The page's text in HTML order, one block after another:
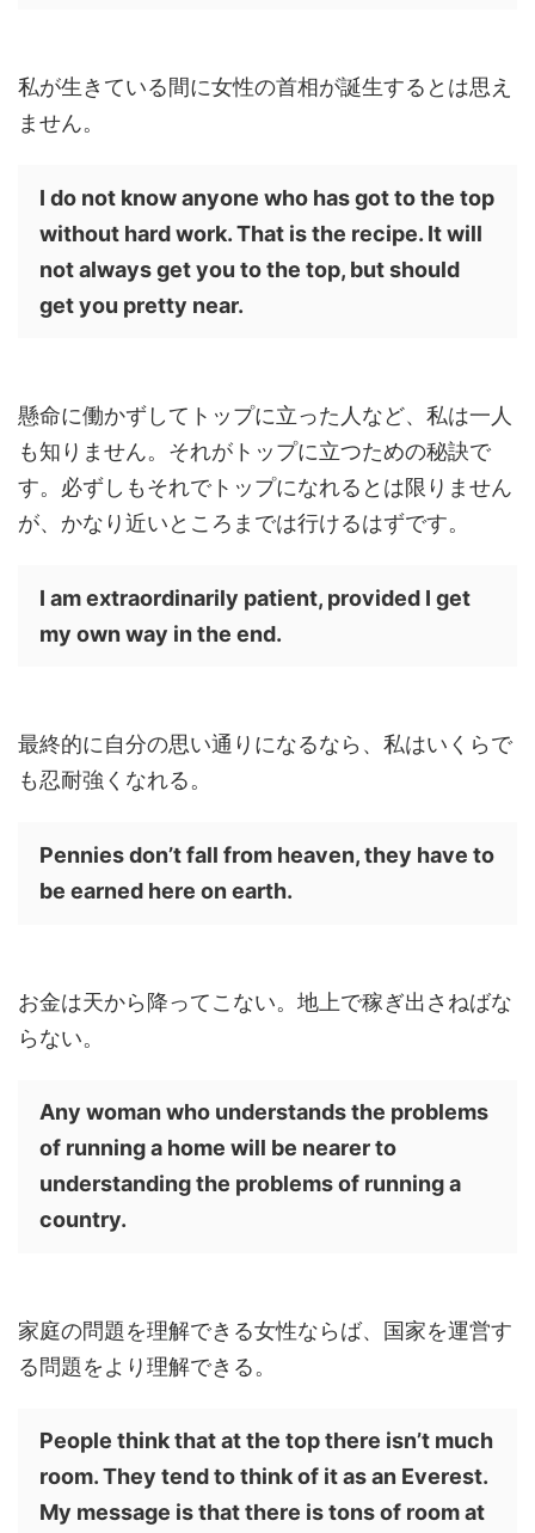
私が生きている間に女性の首相が誕生するとは思え
ません。
I do not know anyone who has got to the top
without hard work. That is the recipe. It will
not always get you to the top, but should
get you pretty near.
懸命に働かずしてトップに立った人など、私は一人
も知りません。それがトップに立つための秘訣で
す。必ずしもそれでトップになれるとは限りません
が、かなり近いところまでは行けるはずです。
I am extraordinarily patient, provided I get
my own way in the end.
最終的に自分の思い通りになるなら、私はいくらで
も忍耐強くなれる。
Pennies don’t fall from heaven, they have to
be earned here on earth.
お金は天から降ってこない。地上で稼ぎ出さねばな
らない。
Any woman who understands the problems
of running a home will be nearer to
understanding the problems of running a
country.
家庭の問題を理解できる女性ならば、国家を運営す
る問題をより理解できる。
People think that at the top there isn’t much
room. They tend to think of it as an Everest.
My message is that there is tons of room at